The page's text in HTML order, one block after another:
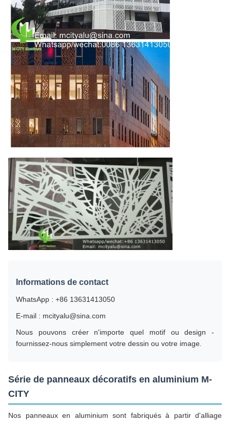
Informations de contact
WhatsApp : +86 13631413050
E-mail : mcityalu@sina.com
Nous pouvons créer n'importe quel motif ou design -
fournissez-nous simplement votre dessin ou votre image.
Série de panneaux décoratifs en aluminium M-
CITY
Nos panneaux en aluminium sont fabriqués à partir d'alliage